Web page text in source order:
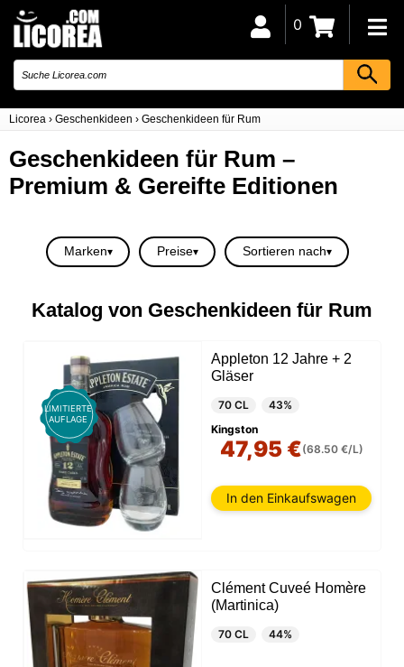
Licorea › Geschenkideen › Geschenkideen für Rum
0
Geschenkideen für Rum –
Premium & Gereifte Editionen
Marken Preise Sortieren nach
Katalog von Geschenkideen für Rum
LIMITIERTE
AUFLAGE
Appleton 12 Jahre + 2
Gläser
70 CL
43%
Kingston
47,95 €(68.50 €/L)
In den Einkaufswagen
Clément Cuveé Homère
(Martinica)
70 CL 44%